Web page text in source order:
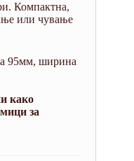
Компактна,
или чување
95мм, ширина
како
за